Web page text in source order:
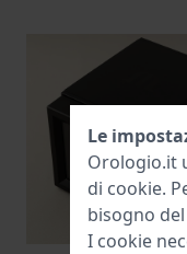
Le
Orologio.it
di cookie.
bisogno
I cookie